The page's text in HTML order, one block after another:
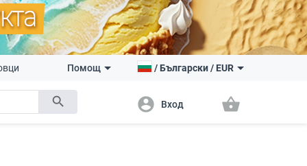
search
Помощ /Български/ EUR
account_circle Вход shopping_basket